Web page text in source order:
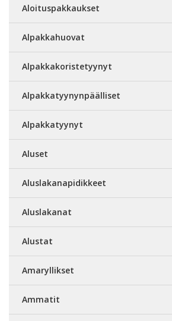
Aloituspakkaukset
Alpakkahuovat
Alpakkakoristetyynyt
Alpakkatyynynpäälliset
Alpakkatyynyt
Aluset
Aluslakanapidikkeet
Aluslakanat
Alustat
Amaryllikset
Ammatit